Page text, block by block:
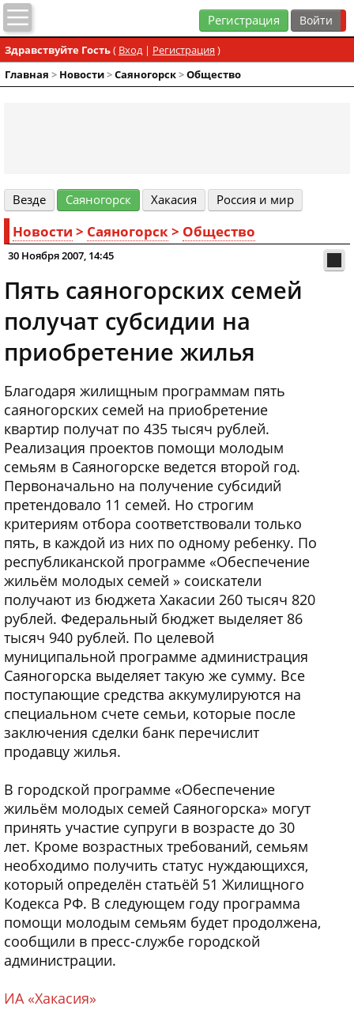
Регистрация
Здравствуйте Гость( Вход| Регистрация )
Главная > Новости>Cаяногорск>Общество
Везде Cаяногорск Хакасия Россия и мир
Новости > Cаяногорск> Общество
30 Ноября 2007, 14:45
Пять саяногорских семей
получат субсидии на
приобретение жилья
Благодаря жилищным программам пять
саяногорских семей на приобретение
квартир получат по 435 тысяч рублей.
Реализация проектов помощи молодым
семьям в Саяногорске ведется второй год.
Первоначально на получение субсидий
претендовало 11 семей. Но строгим
критериям отбора соответствовали только
пять, в каждой из них по одному ребенку. По
республиканской программе «Обеспечение
жильём молодых семей » соискатели
получают из бюджета Хакасии 260 тысяч 820
рублей. Федеральный бюджет выделяет 86
тысяч 940 рублей. По целевой
муниципальной программе администрация
Саяногорска выделяет такую же сумму. Все
поступающие средства аккумулируются на
специальном счете семьи, которые после
заключения сделки банк перечислит
продавцу жилья.
В городской программе «Обеспечение
жильём молодых семей Саяногорска» могут
принять участие супруги в возрасте до 30
лет. Кроме возрастных требований, семьям
необходимо получить статус нуждающихся,
который определён статьёй 51 Жилищного
Кодекса РФ. В следующем году программа
помощи молодым семьям будет продолжена,
сообщили в пресс-службе городской
администрации.
ИА «Хакасия»